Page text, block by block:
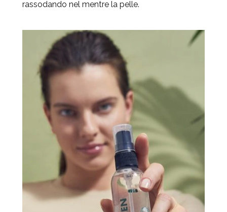
rassodando nel mentre la pelle.